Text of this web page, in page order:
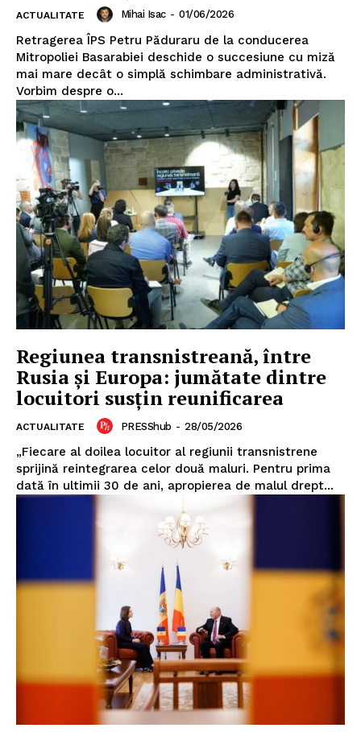
ACTUALITATE Mihai Isac - 01/06/2026
Retragerea ÎPS Petru Păduraru de la conducerea
Mitropoliei Basarabiei deschide o succesiune cu miză
mai mare decât o simplă schimbare administrativă.
Vorbim despre o...
Regiunea transnistreană, între
Rusia și Europa: jumătate dintre
locuitori susțin reunificarea
ACTUALITATE PRESShub - 28/05/2026
„Fiecare al doilea locuitor al regiunii transnistrene
sprijină reintegrarea celor două maluri. Pentru prima
dată în ultimii 30 de ani, apropierea de malul drept...